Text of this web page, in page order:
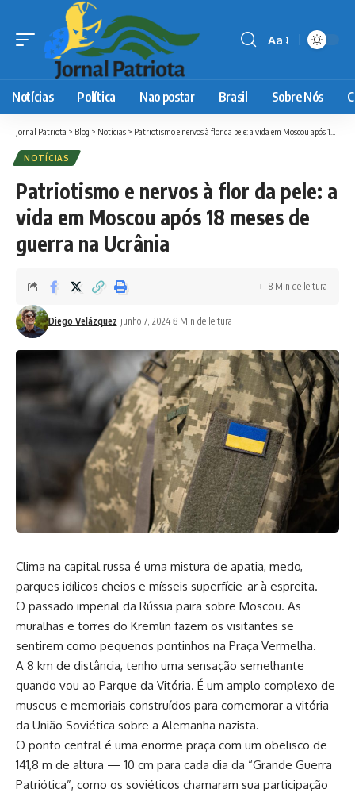
Font
Aa
Notícias Política Nao postar Brasil Sobre Nós
Jornal Patriota > Blog > Notícias > Patriotismo e nervos à flor da pele: a vida em Moscou após 18 meses de guerra na Ucrânia
NOTÍCIAS
Patriotismo e nervos à flor da pele: a
vida em Moscou após 18 meses de
guerra na Ucrânia
Diego Velázquez junho 7, 2024 8 Min de leitura
8 Min de leitura
Clima na capital russa é uma mistura de apatia, medo,
parques idílicos cheios e mísseis superfície-ar à espreita.
O passado imperial da Rússia paira sobre Moscou. As
muralhas e torres do Kremlin fazem os visitantes se
sentirem como pequenos pontinhos na Praça Vermelha.
A 8 km de distância, tenho uma sensação semelhante
quando vou ao Parque da Vitória. É um amplo complexo de
museus e memoriais construídos para comemorar a vitória
da União Soviética sobre a Alemanha nazista.
O ponto central é uma enorme praça com um obelisco de
141,8 m de altura — 10 cm para cada dia da “Grande Guerra
Patriótica”, como os soviéticos chamaram sua participação